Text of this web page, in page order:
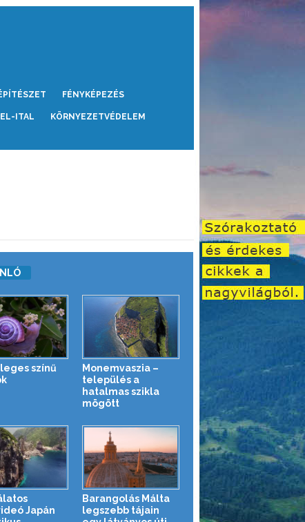
FÉNYKÉPEZÉS
ITAL KÖRNYEZETVÉDELEM
színű
Monemvaszia –
település a
hatalmas szikla
mögött
Japán
Barangolás Málta
legszebb tájain